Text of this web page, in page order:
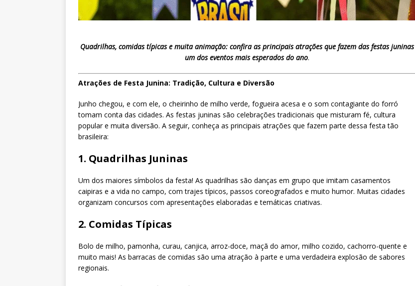
Quadrilhas, comidas típicas e muita animação: confira as principais atrações que fazem das festas juninas
um dos eventos mais esperados do ano.
Atrações de Festa Junina: Tradição, Cultura e Diversão
Junho chegou, e com ele, o cheirinho de milho verde, fogueira acesa e o som contagiante do forró
tomam conta das cidades. As festas juninas são celebrações tradicionais que misturam fé, cultura
popular e muita diversão. A seguir, conheça as principais atrações que fazem parte dessa festa tão
brasileira:
1. Quadrilhas Juninas
Um dos maiores símbolos da festa! As quadrilhas são danças em grupo que imitam casamentos
caipiras e a vida no campo, com trajes típicos, passos coreografados e muito humor. Muitas cidades
organizam concursos com apresentações elaboradas e temáticas criativas.
2. Comidas Típicas
Bolo de milho, pamonha, curau, canjica, arroz-doce, maçã do amor, milho cozido, cachorro-quente e
muito mais! As barracas de comidas são uma atração à parte e uma verdadeira explosão de sabores
regionais.